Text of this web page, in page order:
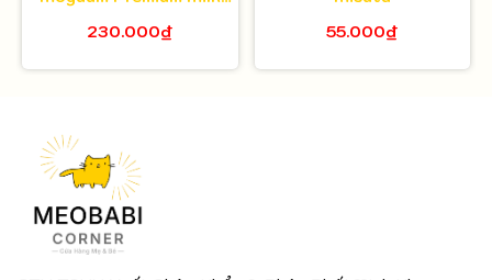
ngăn
230.000₫
55.000₫